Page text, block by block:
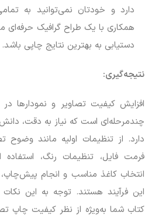
دارد و خودتان نمی‌توانید به
همکاری با یک طراح گرافیک حرفه‌ای
دستیابی به بهترین نتایج چاپی باشد.
نتیجه‌گیری:
افزایش کیفیت تصاویر و نمودارها
چندمرحله‌ای است که نیاز به دقت،
فرمت فایل، تنظیمات رنگ، استفاده
انتخاب کاغذ مناسب و انجام
این فرآیند هستند. توجه به این
کتاب شما به‌ویژه از نظر کیفیت چاپ